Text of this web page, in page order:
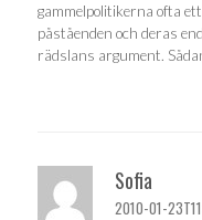
gammelpolitikerna ofta
påståenden och deras
rädslans argument.
Sofia
2010-01-